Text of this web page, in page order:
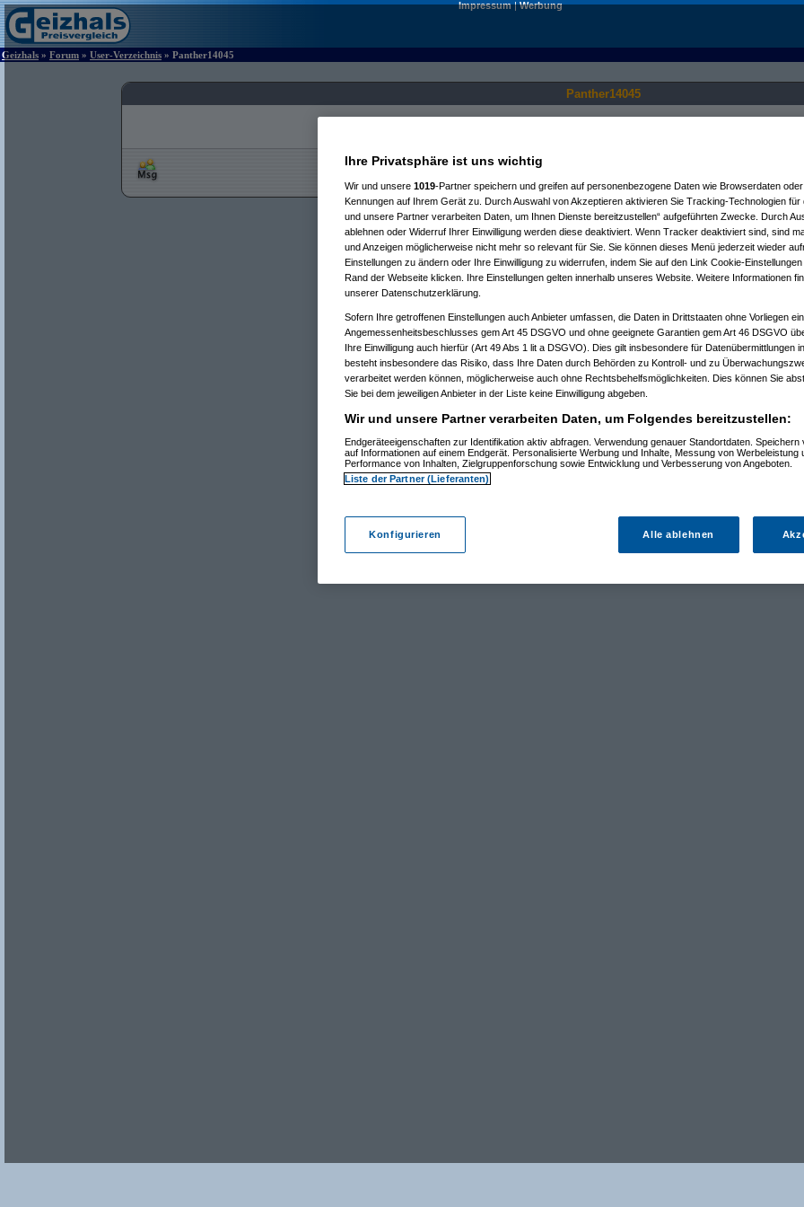
Impressum|Werbung
Geizhals » Forum » User-Verzeichnis » Panther14045
Panther14045
Ihre Privatsphäre ist uns wichtig
Wir und unsere 1019-Partner speichern und greifen auf personenbezogene Daten wie Browserdaten
Kennungen auf Ihrem Gerät zu. Durch Auswahl von Akzeptieren aktivieren Sie Tracking-Technologien für
und unsere Partner verarbeiten Daten, um Ihnen Dienste bereitzustellen“ aufgeführten Zwecke. Durch
ablehnen oder Widerruf Ihrer Einwilligung werden diese deaktiviert. Wenn Tracker deaktiviert sind, sind
und Anzeigen möglicherweise nicht mehr so relevant für Sie. Sie können dieses Menü jederzeit wieder
Einstellungen zu ändern oder Ihre Einwilligung zu widerrufen, indem Sie auf den Link Cookie-
Rand der Webseite klicken. Ihre Einstellungen gelten innerhalb unseres Website. Weitere Informationen
unserer Datenschutzerklärung.
Sofern Ihre getroffenen Einstellungen auch Anbieter umfassen, die Daten in Drittstaaten ohne Vorliegen
Angemessenheitsbeschlusses gem Art 45 DSGVO und ohne geeignete Garantien gem Art 46 DSGVO
Ihre Einwilligung auch hierfür (Art 49 Abs 1 lit a DSGVO). Dies gilt insbesondere für Datenübermittlungen
besteht insbesondere das Risiko, dass Ihre Daten durch Behörden zu Kontroll- und zu
verarbeitet werden können, möglicherweise auch ohne Rechtsbehelfsmöglichkeiten. Dies können Sie
Sie bei dem jeweiligen Anbieter in der Liste keine Einwilligung abgeben.
Wir und unsere Partner verarbeiten Daten, um Folgendes bereitzustellen:
Endgeräteeigenschaften zur Identifikation aktiv abfragen. Verwendung genauer Standortdaten. Speichern
auf Informationen auf einem Endgerät. Personalisierte Werbung und Inhalte, Messung von Werbeleistung
Performance von Inhalten, Zielgruppenforschung sowie Entwicklung und Verbesserung von Angeboten.
Liste der Partner (Lieferanten)
Konfigurieren Alle ablehnen